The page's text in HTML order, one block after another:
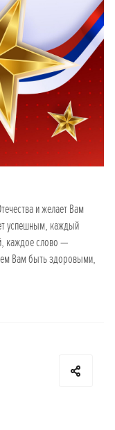
и желает Вам
успешным, каждый
каждое слово —
Вам быть здоровыми,